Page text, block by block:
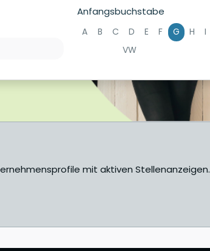
Anfangsbuchstabe
A B C D E F G H I
VW
mit aktiven Stellenanzeigen.